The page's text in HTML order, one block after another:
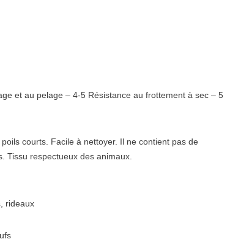
et au pelage – 4-5 Résistance au frottement à sec – 5
courts. Facile à nettoyer. Il ne contient pas de
Tissu respectueux des animaux.
rideaux